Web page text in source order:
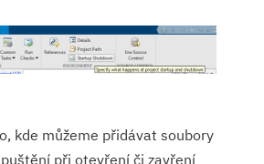
kde můžeme přidávat soubory
při otevření či zavření